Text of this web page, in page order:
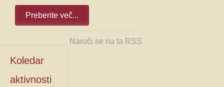
Preberite več...
Naroči se na ta RSS
Koledar
aktivnosti